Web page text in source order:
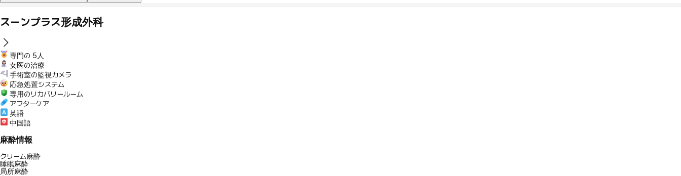
スーンプラス形成外科
専門の 5人
女医の治療
手術室の監視カメラ
応急処置システム
専用のリカバリールーム
アフターケア
英語
中国語
麻酔情報
クリーム麻酔
睡眠麻酔
局所麻酔